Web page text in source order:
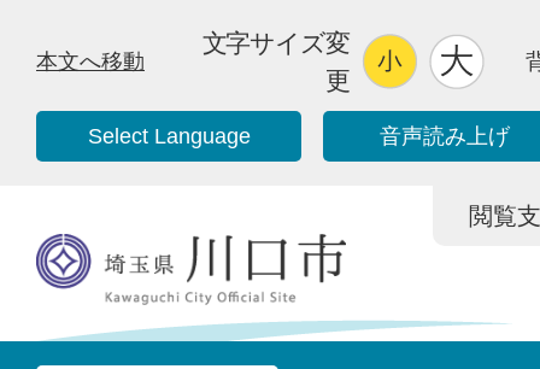
本文へ移動
文字サイズ変
更
Select Language 音声読み上げ
閲覧